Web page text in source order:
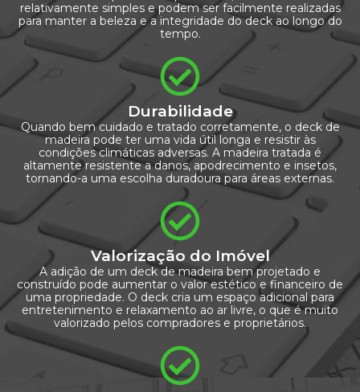
relativamente simples e podem ser facilmente realizadas
para manter a beleza e a integridade do deck ao longo do
tempo.
Durabilidade
Quando bem cuidado e tratado corretamente, o deck de
madeira pode ter uma vida útil longa e resistir às
condições climáticas adversas. A madeira tratada é
altamente resistente a danos, apodrecimento e insetos,
tornando-a uma escolha duradoura para áreas externas.
Valorização do Imóvel
A adição de um deck de madeira bem projetado e
construído pode aumentar o valor estético e financeiro de
uma propriedade. O deck cria um espaço adicional para
entretenimento e relaxamento ao ar livre, o que é muito
valorizado pelos compradores e proprietários.